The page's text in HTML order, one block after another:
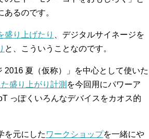
るのです。
盛り上げたり
、デジタルサイネージを
と、こういうことなのです。
夏（仮称）」を中心として使いた
盛り上がり計測 を今回用にパワーア
っぽくいろんなデバイスをカオス的
を元にした ワークショップを一緒にや